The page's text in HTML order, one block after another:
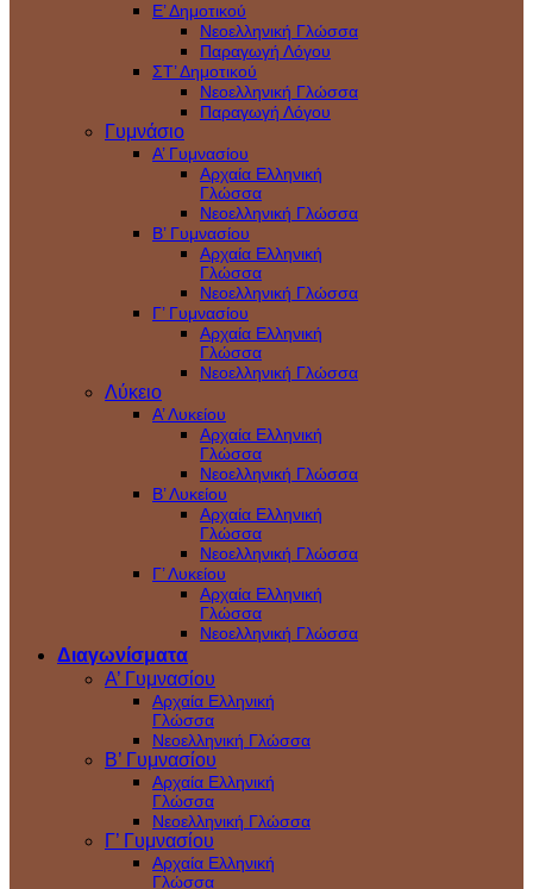
Ε’ Δημοτικού
Νεοελληνική Γλώσσα
Παραγωγή Λόγου
ΣΤ’ Δημοτικού
Νεοελληνική Γλώσσα
Παραγωγή Λόγου
Γυμνάσιο
Α’ Γυμνασίου
Αρχαία Ελληνική
Γλώσσα
Νεοελληνική Γλώσσα
Β’ Γυμνασίου
Αρχαία Ελληνική
Γλώσσα
Νεοελληνική Γλώσσα
Γ’ Γυμνασίου
Αρχαία Ελληνική
Γλώσσα
Νεοελληνική Γλώσσα
Λύκειο
Α’ Λυκείου
Αρχαία Ελληνική
Γλώσσα
Νεοελληνική Γλώσσα
Β’ Λυκείου
Αρχαία Ελληνική
Γλώσσα
Νεοελληνική Γλώσσα
Γ’ Λυκείου
Αρχαία Ελληνική
Γλώσσα
Νεοελληνική Γλώσσα
Διαγωνίσματα
Α’ Γυμνασίου
Αρχαία Ελληνική
Γλώσσα
Νεοελληνική Γλώσσα
Β’ Γυμνασίου
Αρχαία Ελληνική
Γλώσσα
Νεοελληνική Γλώσσα
Γ’ Γυμνασίου
Αρχαία Ελληνική
Γλώσσα